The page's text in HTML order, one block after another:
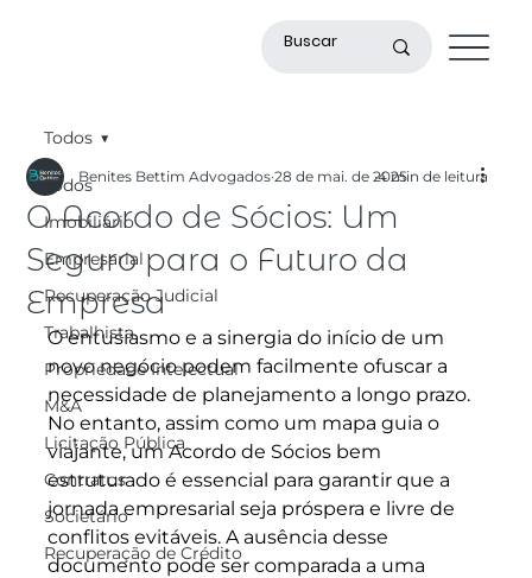
Todos
Imobiliário
Empresarial
Recuperação Judicial
Trabalhista
Propriedade Intelectual
M&A
Licitação Pública
Contratos
Societário
Recuperação de Crédito
Todos
O Acordo de Sócios: Um
Seguro para o Futuro da
Empresa
Benites Bettim Advogados 28 de mai. de 20254 min de leitura
O entusiasmo e a sinergia do início de um
novo negócio podem facilmente ofuscar a
necessidade de planejamento a longo prazo.
No entanto, assim como um mapa guia o
viajante, um Acordo de Sócios bem
estruturado é essencial para garantir que a
jornada empresarial seja próspera e livre de
conflitos evitáveis. A ausência desse
documento pode ser comparada a uma